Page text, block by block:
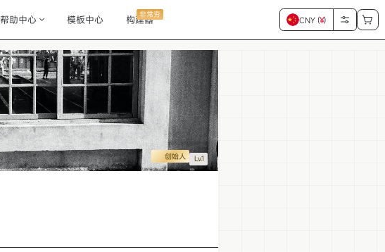
帮助中心 模板中心 构建器
非常夯
CNY (¥)
创始人 Lv.1